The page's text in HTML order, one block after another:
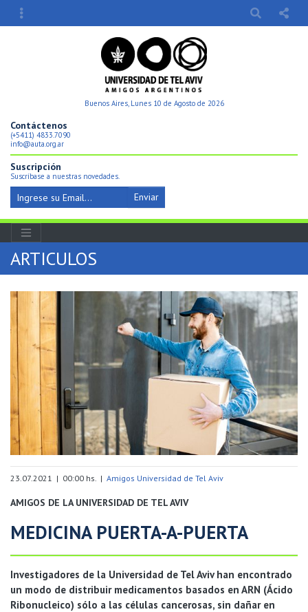
Buenos Aires, Lunes 10 de Agosto de 2026
Contáctenos
(+5411) 4833.7090
info@auta.org.ar
Suscripción
Suscríbase a nuestras novedades.
Enviar
ARTICULOS
23.07.2021 | 00:00 hs. | Amigos Universidad de Tel Aviv
AMIGOS DE LA UNIVERSIDAD DE TEL AVIV
MEDICINA PUERTA-A-PUERTA
Investigadores de la Universidad de Tel Aviv han encontrado
un modo de distribuir medicamentos basados en ARN (Ácido
Ribonucleico) sólo a las células cancerosas, sin dañar en